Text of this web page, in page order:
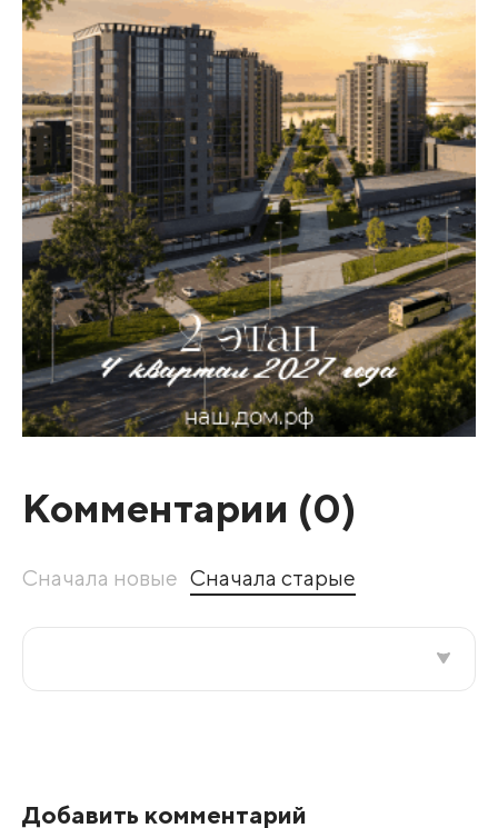
Комментарии (0)
Сначала новые Сначала старые
Добавить комментарий